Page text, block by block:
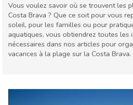
Vous voulez savoir où se trouvent les
Costa Brava ? Que ce soit pour vous
soleil, pour les familles ou pour
aquatiques, vous obtiendrez toutes les
nécessaires dans nos articles pour
vacances à la plage sur la Costa Brava.
Enfants